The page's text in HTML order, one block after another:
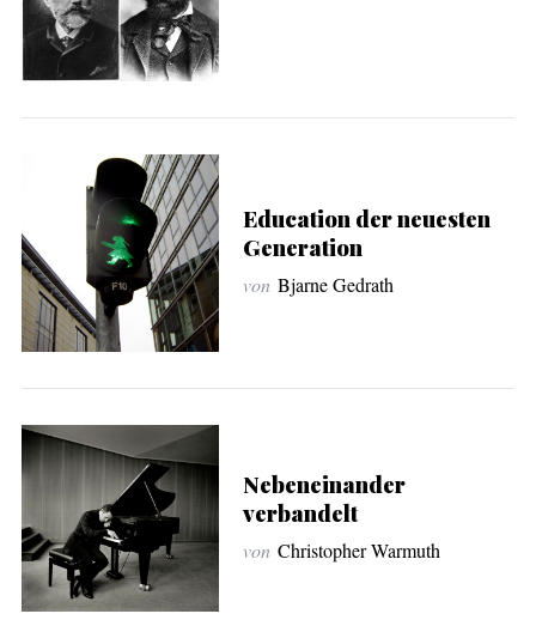
Education der neuesten
Generation
von Bjarne Gedrath
Nebeneinander
verbandelt
von Christopher Warmuth